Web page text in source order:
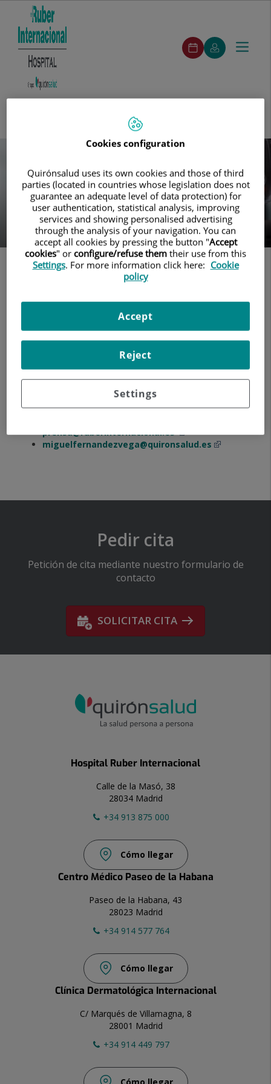
Buscar
ruber-
pedirCita
Pedir
cita
Mi
Quirónsalud
Toggle
Menú
ruber-
médicas
Inicio Contacto Contacto Prensa
Contacto Prensa
Ruber Internacional
Miguel Fernández Fdz-Vega
+34 91 399 42 46 / +34 609 72 49 30
prensa@ruberinternacional.es
miguelfernandezvega@quironsalud.es
Pedir cita
Petición de cita mediante nuestro formulario de
contacto
SOLICITAR CITA
Hospital Ruber Internacional
Calle de la Masó, 38
28034 Madrid
+34 913 875 000
Cómo llegar
Centro Médico Paseo de la Habana
Paseo de la Habana, 43
28023 Madrid
+34 914 577 764
Cómo llegar
Clínica Dermatológica Internacional
C/ Marqués de Villamagna, 8
28001 Madrid
+34 914 449 797
Cookies configuration
Quirónsalud uses its own cookies and those of third
parties (located in countries whose legislation does not
guarantee an adequate level of data protection) for
user authentication, statistical analysis, improving
services and showing personalised advertising
through the analysis of your navigation. You can
accept all cookies by pressing the button "Accept
cookies" or configure/refuse them their use from this
Settings. For more information click here: Cookie
policy
Settings
Reject
Accept